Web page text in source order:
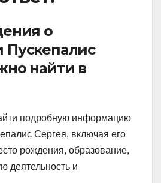
о
Пускепалис
найти в
подробную информацию
Сергея, включая его
рождения, образование,
деятельность и